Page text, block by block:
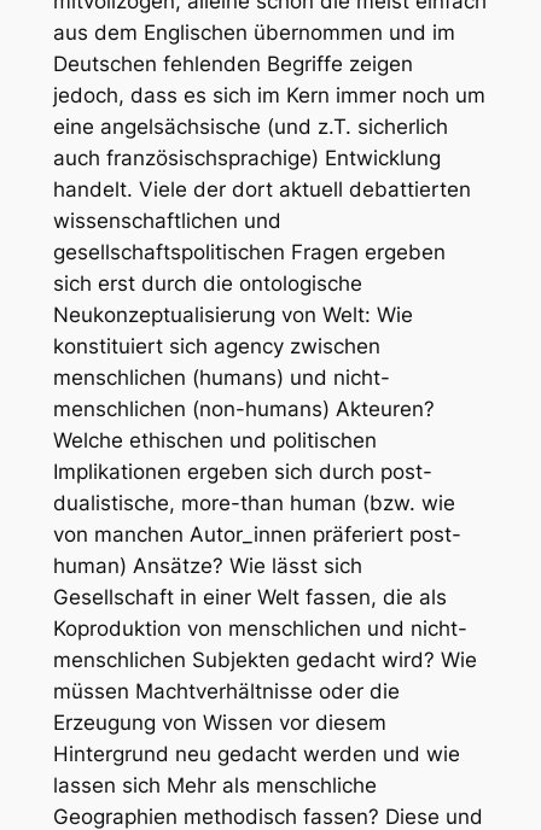
aus dem Englischen übernommen und im
Deutschen fehlenden Begriffe zeigen
jedoch, dass es sich im Kern immer noch um
eine angelsächsische (und z.T. sicherlich
auch französischsprachige) Entwicklung
handelt. Viele der dort aktuell debattierten
wissenschaftlichen und
gesellschaftspolitischen Fragen ergeben
sich erst durch die ontologische
Neukonzeptualisierung von Welt: Wie
konstituiert sich agency zwischen
menschlichen (humans) und nicht-
menschlichen (non-humans) Akteuren?
Welche ethischen und politischen
Implikationen ergeben sich durch post-
dualistische, more-than human (bzw. wie
von manchen Autor_innen präferiert post-
human) Ansätze? Wie lässt sich
Gesellschaft in einer Welt fassen, die als
Koproduktion von menschlichen und nicht-
menschlichen Subjekten gedacht wird? Wie
müssen Machtverhältnisse oder die
Erzeugung von Wissen vor diesem
Hintergrund neu gedacht werden und wie
lassen sich Mehr als menschliche
Geographien methodisch fassen? Diese und